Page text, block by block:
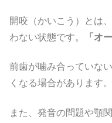
開咬（かいこう）とは
わない状態です。
「オ
前歯が噛み合っていな
くなる場合があります。
また、発音の問題や顎